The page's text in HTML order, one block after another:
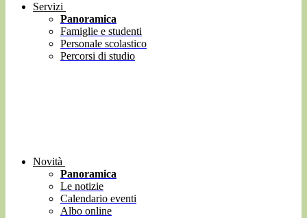
Servizi
Panoramica
Famiglie e studenti
Personale scolastico
Percorsi di studio
Novità
Panoramica
Le notizie
Calendario eventi
Albo online